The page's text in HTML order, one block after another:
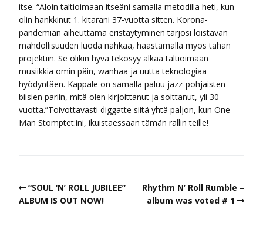
itse. “Aloin taltioimaan itseäni samalla metodilla heti, kun
olin hankkinut 1. kitarani 37-vuotta sitten. Korona-
pandemian aiheuttama eristäytyminen tarjosi loistavan
mahdollisuuden luoda nahkaa, haastamalla myös tähän
projektiin. Se olikin hyvä tekosyy alkaa taltioimaan
musiikkia omin päin, wanhaa ja uutta teknologiaa
hyödyntäen. Kappale on samalla paluu jazz-pohjaisten
biisien pariin, mitä olen kirjoittanut ja soittanut, yli 30-
vuotta.”Toivottavasti diggatte siitä yhtä paljon, kun One
Man Stomptet:ini, ikuistaessaan tämän rallin teille!
“SOUL ‘N’ ROLL JUBILEE”
ALBUM IS OUT NOW!
Rhythm N’ Roll Rumble –
album was voted # 1